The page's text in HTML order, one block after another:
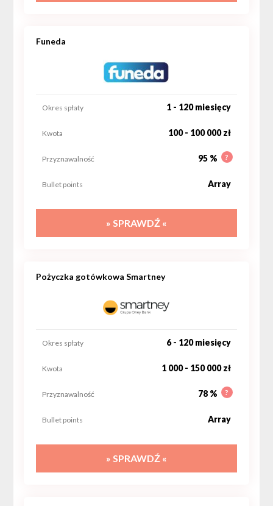
Funeda
1 - 120 miesięcy
Okres spłaty
100 - 100 000 zł
Kwota
95 % ?
Przyznawalność
Array
Bullet points
» SPRAWDŹ «
Pożyczka gotówkowa Smartney
6 - 120 miesięcy
Okres spłaty
1 000 - 150 000 zł
Kwota
78 % ?
Przyznawalność
Array
Bullet points
» SPRAWDŹ «